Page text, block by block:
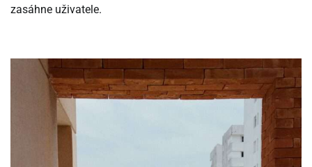
zasáhne uživatele.